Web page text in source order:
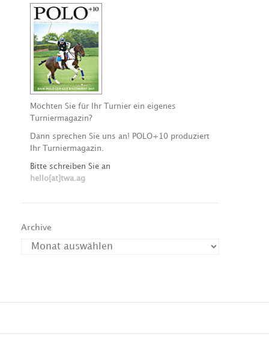
Möchten Sie für Ihr Turnier ein eigenes
Turniermagazin?
Dann sprechen Sie uns an! POLO+10 produziert
Ihr Turniermagazin.
Bitte schreiben Sie an
hello[at]twa.ag
Archive